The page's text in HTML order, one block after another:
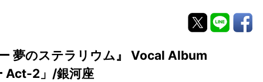
夢のステラリウム』 Vocal Album
Act-2」/銀河座